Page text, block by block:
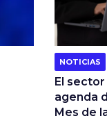
NOTICIAS
El
agenda
Mes de